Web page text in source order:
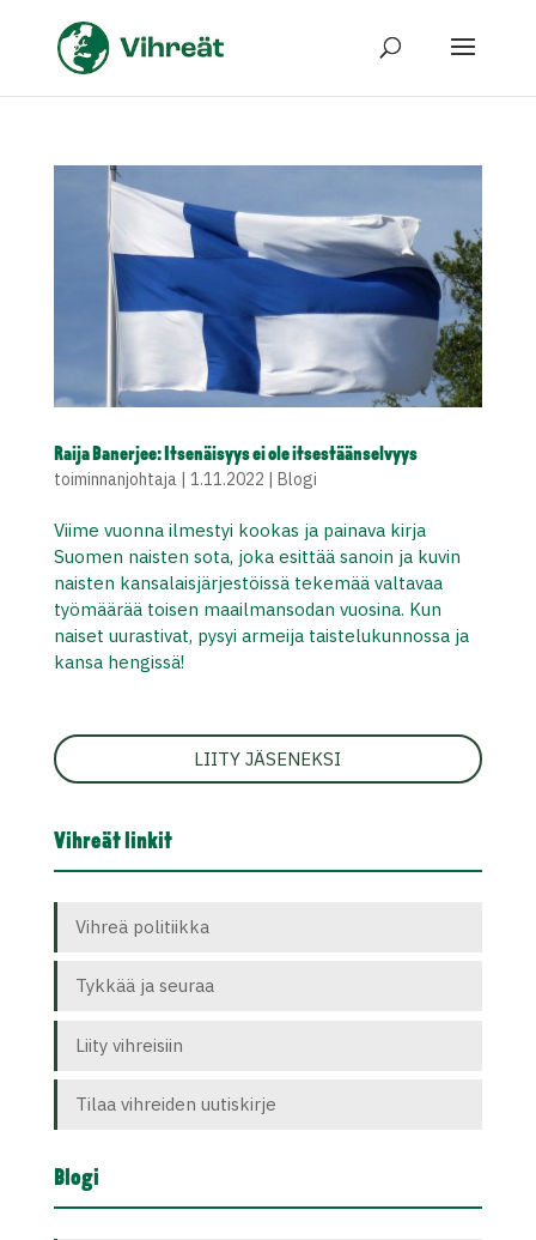
Raija Banerjee: Itsenäisyys ei ole itsestäänselvyys
toiminnanjohtaja | 1.11.2022 | Blogi
Viime vuonna ilmestyi kookas ja painava kirja
Suomen naisten sota, joka esittää sanoin ja kuvin
naisten kansalaisjärjestöissä tekemää valtavaa
työmäärää toisen maailmansodan vuosina. Kun
naiset uurastivat, pysyi armeija taistelukunnossa ja
kansa hengissä!
LIITY JÄSENEKSI
Vihreät linkit
Vihreä politiikka
Tykkää ja seuraa
Liity vihreisiin
Tilaa vihreiden uutiskirje
Blogi